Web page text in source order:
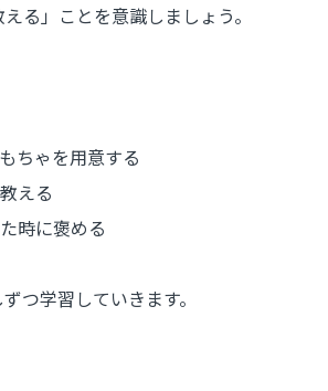
る」ことを意識しましょう。
ちゃを用意する
える
時に褒める
つ学習していきます。